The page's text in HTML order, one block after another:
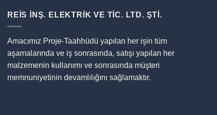
REİS İNŞ. ELEKTRİK VE TİC. LTD. ŞTİ.
Amacımız Proje-Taahhüdü yapılan her işin tüm
aşamalarında ve iş sonrasında, satışı yapılan her
malzemenin kullanımı ve sonrasında müşteri
memnuniyetinin devamlılığını sağlamaktır.